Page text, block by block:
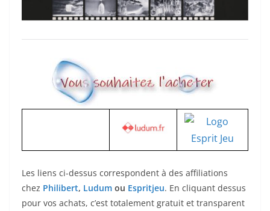
Les liens ci-dessus correspondent à des affiliations
chez Philibert, Ludum ou Espritjeu. En cliquant dessus
pour vos achats, c’est totalement gratuit et transparent